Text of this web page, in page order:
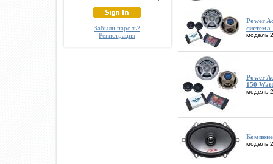
Забыли пароль?
Регистрация
Power
система
модель
Power
150
модель
модель